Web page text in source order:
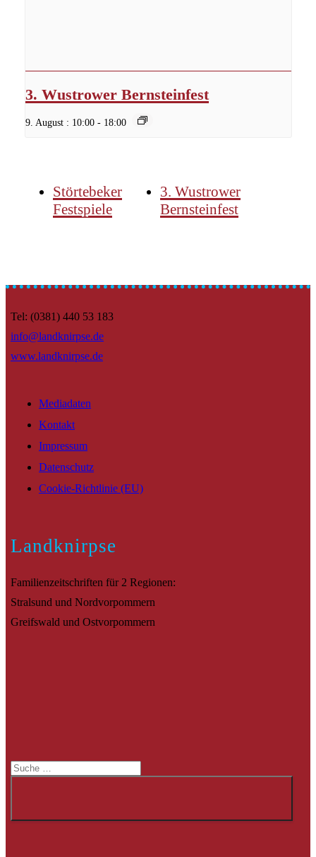
3. Wustrower Bernsteinfest
9. August : 10:00 - 18:00
Störtebeker
Festspiele
3. Wustrower
Bernsteinfest
Tel: (0381) 440 53 183
info@landknirpse.de
www.landknirpse.de
Mediadaten
Kontakt
Impressum
Datenschutz
Cookie-Richtlinie (EU)
Landknirpse
Familienzeitschriften für 2 Regionen:
Stralsund und Nordvorpommern
Greifswald und Ostvorpommern